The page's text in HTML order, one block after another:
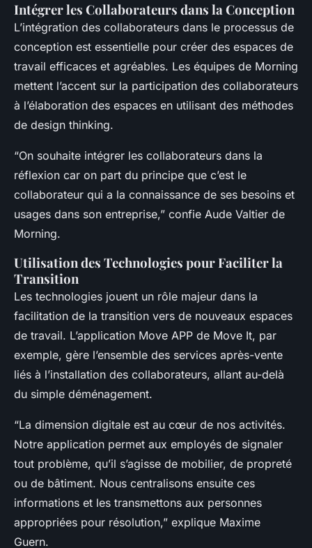
Intégrer les Collaborateurs dans la Conception
L’intégration des collaborateurs dans le processus de
conception est essentielle pour créer des espaces de
travail efficaces et agréables. Les équipes de Morning
mettent l’accent sur la participation des collaborateurs
à l’élaboration des espaces en utilisant des méthodes
de design thinking.
“On souhaite intégrer les collaborateurs dans la
réflexion car on part du principe que c’est le
collaborateur qui a la connaissance de ses besoins et
usages dans son entreprise,” confie Aude Valtier de
Morning.
Utilisation des Technologies pour Faciliter la
Transition
Les technologies jouent un rôle majeur dans la
facilitation de la transition vers de nouveaux espaces
de travail. L’application Move APP de Move It, par
exemple, gère l’ensemble des services après-vente
liés à l’installation des collaborateurs, allant au-delà
du simple déménagement.
“La dimension digitale est au cœur de nos activités.
Notre application permet aux employés de signaler
tout problème, qu’il s’agisse de mobilier, de propreté
ou de bâtiment. Nous centralisons ensuite ces
informations et les transmettons aux personnes
appropriées pour résolution,” explique Maxime
Guern.